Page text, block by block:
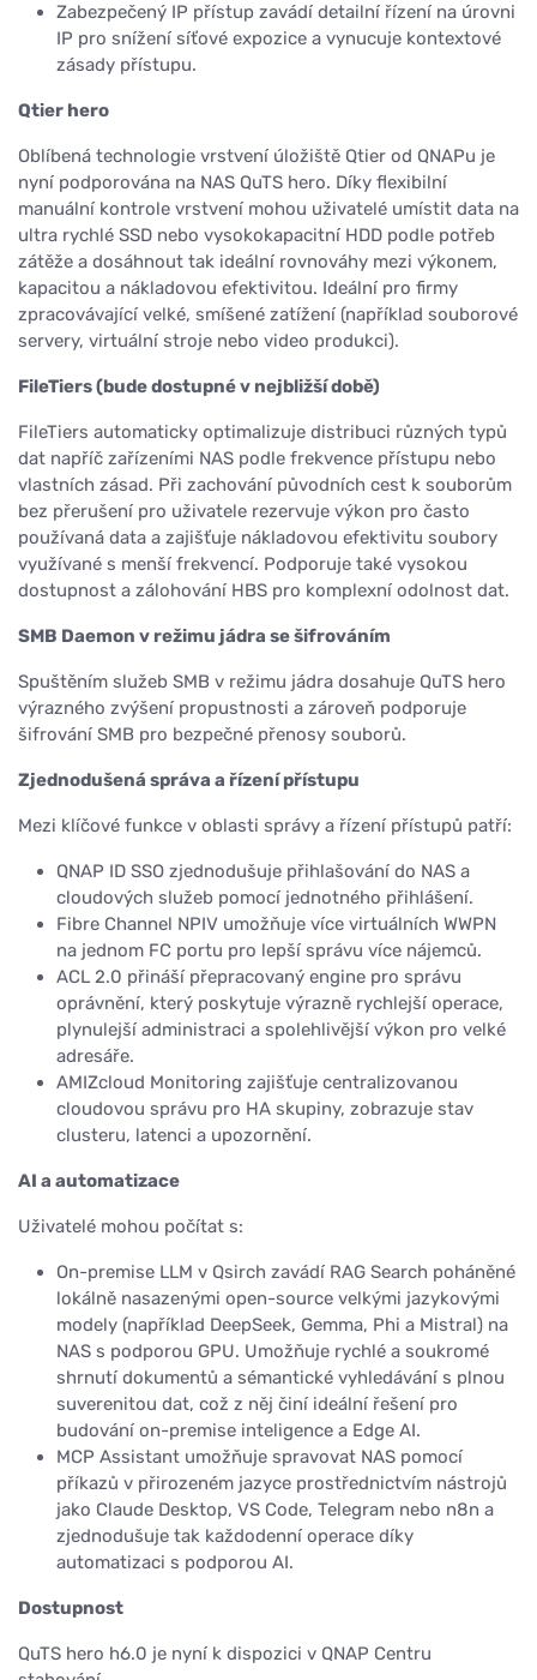
Zabezpečený IP přístup zavádí detailní řízení na úrovni
IP pro snížení síťové expozice a vynucuje kontextové
zásady přístupu.
Qtier hero
Oblíbená technologie vrstvení úložiště Qtier od QNAPu je
nyní podporována na NAS QuTS hero. Díky flexibilní
manuální kontrole vrstvení mohou uživatelé umístit data na
ultra rychlé SSD nebo vysokokapacitní HDD podle potřeb
zátěže a dosáhnout tak ideální rovnováhy mezi výkonem,
kapacitou a nákladovou efektivitou. Ideální pro firmy
zpracovávající velké, smíšené zatížení (například souborové
servery, virtuální stroje nebo video produkci).
FileTiers (bude dostupné v nejbližší době)
FileTiers automaticky optimalizuje distribuci různých typů
dat napříč zařízeními NAS podle frekvence přístupu nebo
vlastních zásad. Při zachování původních cest k souborům
bez přerušení pro uživatele rezervuje výkon pro často
používaná data a zajišťuje nákladovou efektivitu soubory
využívané s menší frekvencí. Podporuje také vysokou
dostupnost a zálohování HBS pro komplexní odolnost dat.
SMB Daemon v režimu jádra se šifrováním
Spuštěním služeb SMB v režimu jádra dosahuje QuTS hero
výrazného zvýšení propustnosti a zároveň podporuje
šifrování SMB pro bezpečné přenosy souborů.
Zjednodušená správa a řízení přístupu
Mezi klíčové funkce v oblasti správy a řízení přístupů patří:
QNAP ID SSO zjednodušuje přihlašování do NAS a
cloudových služeb pomocí jednotného přihlášení.
Fibre Channel NPIV umožňuje více virtuálních WWPN
na jednom FC portu pro lepší správu více nájemců.
ACL 2.0 přináší přepracovaný engine pro správu
oprávnění, který poskytuje výrazně rychlejší operace,
plynulejší administraci a spolehlivější výkon pro velké
adresáře.
AMIZcloud Monitoring zajišťuje centralizovanou
cloudovou správu pro HA skupiny, zobrazuje stav
clusteru, latenci a upozornění.
AI a automatizace
Uživatelé mohou počítat s:
On-premise LLM v Qsirch zavádí RAG Search poháněné
lokálně nasazenými open-source velkými jazykovými
modely (například DeepSeek, Gemma, Phi a Mistral) na
NAS s podporou GPU. Umožňuje rychlé a soukromé
shrnutí dokumentů a sémantické vyhledávání s plnou
suverenitou dat, což z něj činí ideální řešení pro
budování on-premise inteligence a Edge AI.
MCP Assistant umožňuje spravovat NAS pomocí
příkazů v přirozeném jazyce prostřednictvím nástrojů
jako Claude Desktop, VS Code, Telegram nebo n8n a
zjednodušuje tak každodenní operace díky
automatizaci s podporou AI.
Dostupnost
QuTS hero h6.0 je nyní k dispozici v QNAP Centru